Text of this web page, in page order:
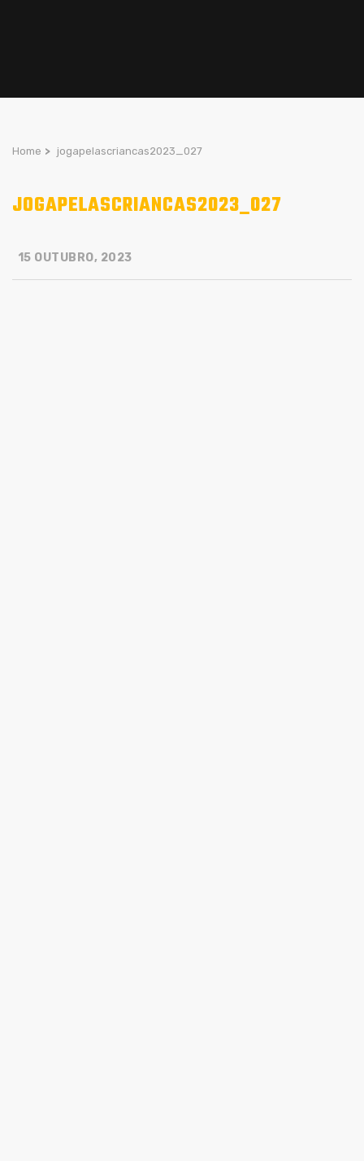
Home > jogapelascriancas2023_027
JOGAPELASCRIANCAS2023_027
15 OUTUBRO, 2023